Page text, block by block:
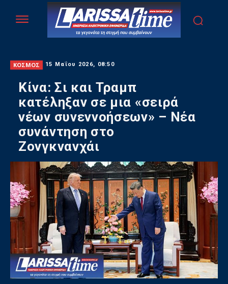
ΚΟΣΜΟΣ 15 Μαΐου 2026, 08:50
Κίνα: Σι και Τραμπ
κατέληξαν σε μια «σειρά
νέων συνεννοήσεων» – Νέα
συνάντηση στο
Ζονγκνανχάι